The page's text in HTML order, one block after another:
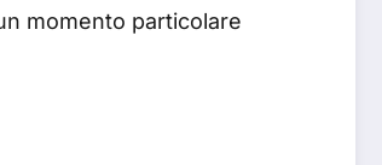
momento particolare